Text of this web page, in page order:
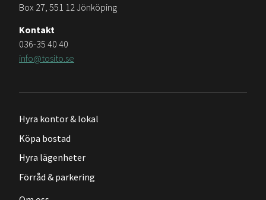
Box 27, 551 12 Jönköping
Kontakt
036-35 40 40
info@tosito.se
Hyra kontor & lokal
Köpa bostad
Hyra lägenheter
Förråd & parkering